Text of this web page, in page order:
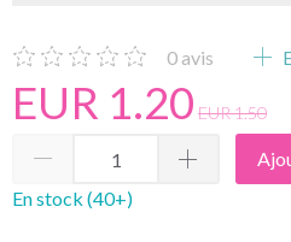
0 avis
EUR 1.20 EUR 1.50
En stock (40+)